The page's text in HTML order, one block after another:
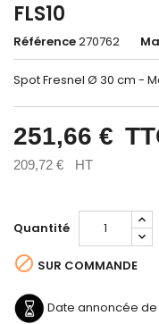
FLS10
Référence270762
Spot Fresnel Ø 30 cm -
251,66 €
209,72 € HT
Quantité
 SUR COMMANDE
Date annoncée